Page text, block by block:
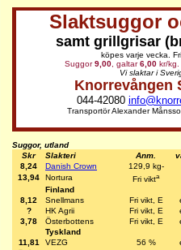
Slaktsuggor
samt grillgrisar
köpes varje vecka.
Suggor9,00 , galtar6,00 kr/kg.
Vi slaktar i
Knorrevången
044-42080
Transportör Alexander
Suggor, utland
Skr
Slakteri Anm.
8,24
Danish Crown
129,9 kg-
13,94
Nortura Fri vikta
Finland
8,12
Snellmans Fri vikt, E
?
HK Agrii Fri vikt, E
3,78
Österbottens Fri vikt, E
Tyskland
11,81
VEZG 56 %